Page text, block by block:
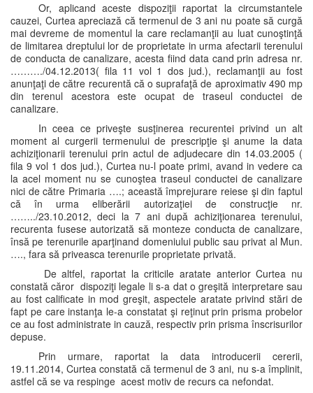
Or, aplicand aceste dispoziţii raportat la circumstantele
cauzei, Curtea apreciază că termenul de 3 ani nu poate să curgă
mai devreme de momentul la care reclamanţii au luat cunoştinţă
de limitarea dreptului lor de proprietate in urma afectarii terenului
de conducta de canalizare, acesta fiind data cand prin adresa nr.
………./04.12.2013( fila 11 vol 1 dos jud.), reclamanţii au fost
anunţaţi de către recurentă că o suprafaţă de aproximativ 490 mp
din terenul acestora este ocupat de traseul conductei de
canalizare.
In ceea ce priveşte susţinerea recurentei privind un alt
moment al curgerii termenului de prescripţie şi anume la data
achiziţionarii terenului prin actul de adjudecare din 14.03.2005 (
fila 9 vol 1 dos jud.), Curtea nu-l poate primi, avand in vedere ca
la acel moment nu se cunoştea traseul conductei de canalizare
nici de către Primaria ….; această împrejurare reiese şi din faptul
că în urma eliberării autorizaţiei de construcţie nr.
……../23.10.2012, deci la 7 ani după achiziţionarea terenului,
recurenta fusese autorizată să monteze conducta de canalizare,
însă pe terenurile aparţinand domeniului public sau privat al Mun.
…., fara să priveasca terenurile proprietate privată.
De altfel, raportat la criticile aratate anterior Curtea nu
constată căror dispoziţi legale li s-a dat o greşită interpretare sau
au fost calificate in mod greşit, aspectele aratate privind stări de
fapt pe care instanţa le-a constatat şi reţinut prin prisma probelor
ce au fost administrate in cauză, respectiv prin prisma înscrisurilor
depuse.
Prin urmare, raportat la data introducerii cererii,
19.11.2014, Curtea constată că termenul de 3 ani, nu s-a împlinit,
astfel că se va respinge acest motiv de recurs ca nefondat.